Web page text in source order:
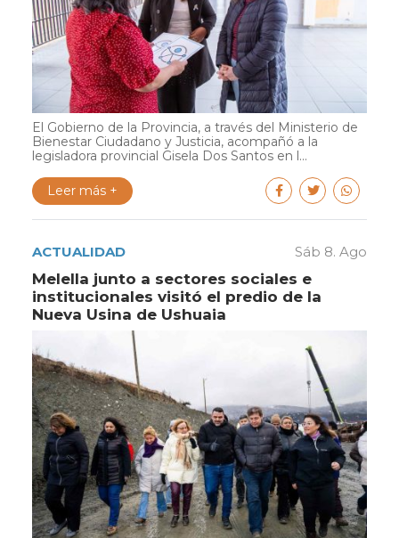
El Gobierno de la Provincia, a través del Ministerio de
Bienestar Ciudadano y Justicia, acompañó a la
legisladora provincial Gisela Dos Santos en l...
Leer más +
ACTUALIDAD Sáb 8. Ago
Melella junto a sectores sociales e
institucionales visitó el predio de la
Nueva Usina de Ushuaia